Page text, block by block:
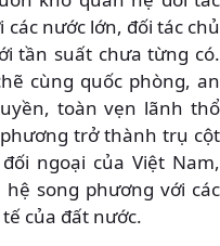
nước lớn, đối tác chủ
tần suất chưa từng có.
cùng quốc phòng, an
toàn vẹn lãnh thổ
trở thành trụ cột
ngoại của Việt Nam,
song phương với các
của đất nước.